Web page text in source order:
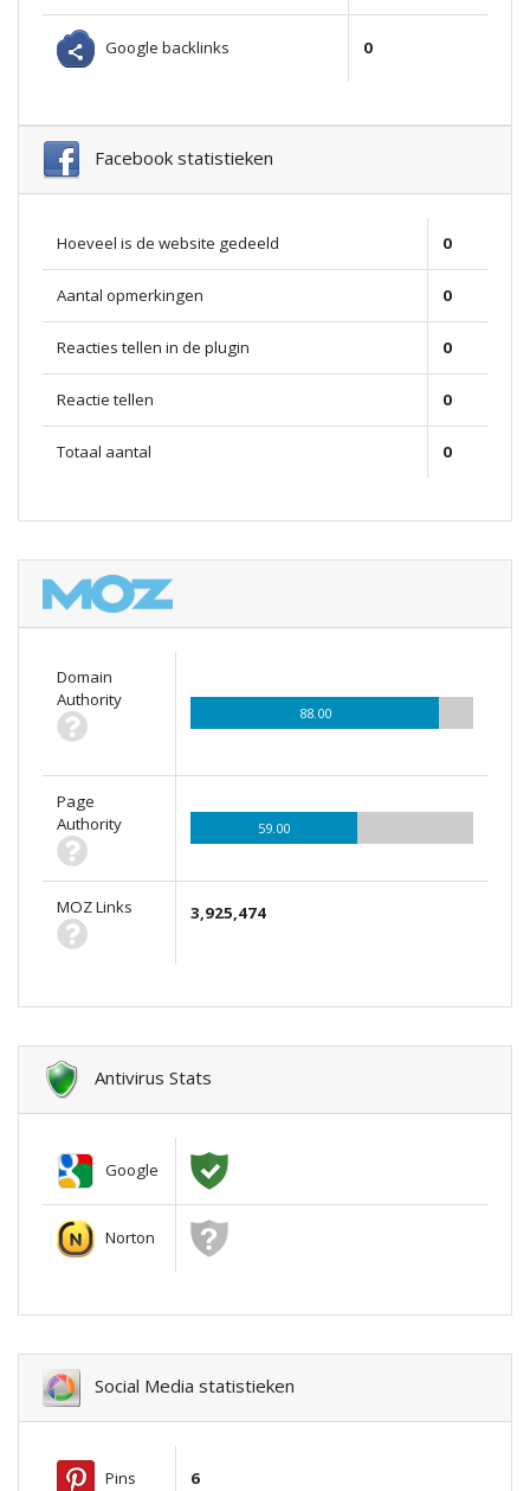
Google backlinks 0
Facebook statistieken
Hoeveel is de website gedeeld 0
Aantal opmerkingen 0
Reacties tellen in de plugin 0
Reactie tellen 0
Totaal aantal 0
Domain
Authority
88.00
Page
Authority
59.00
MOZ Links 3,925,474
Antivirus Stats
Google
Norton
Social Media statistieken
Pins 6